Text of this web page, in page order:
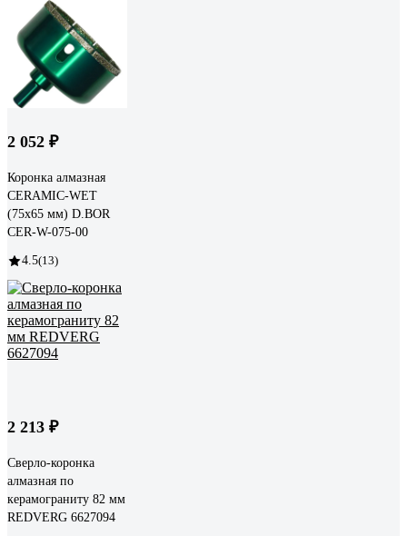
2 052 ₽
Коронка алмазная
CERAMIC-WET
(75х65 мм) D.BOR
CER-W-075-00
4.5(13)
2 213 ₽
Сверло-коронка
алмазная по
керамограниту 82 мм
REDVERG 6627094